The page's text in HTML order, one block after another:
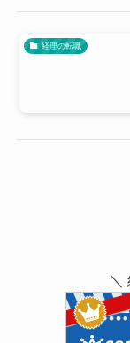
経理の転職
＼